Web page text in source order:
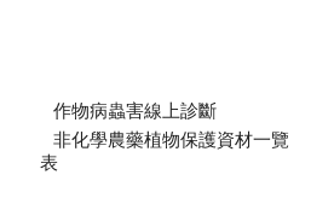
作物病蟲害線上診斷
非化學農藥植物保護資材一覽
表